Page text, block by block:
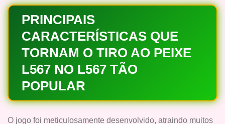
PRINCIPAIS
CARACTERÍSTICAS QUE
TORNAM O TIRO AO PEIXE
L567 NO L567 TÃO
POPULAR
O jogo foi meticulosamente desenvolvido, atraindo muitos